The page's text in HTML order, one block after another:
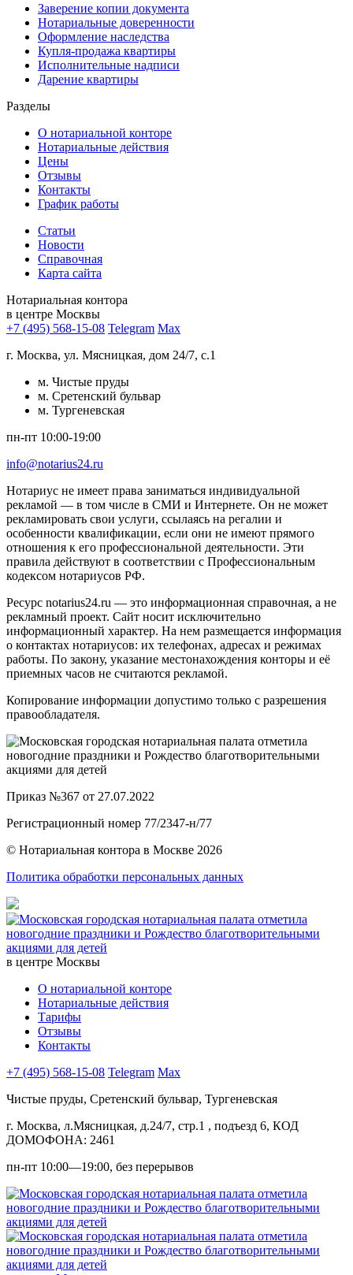
Заверение копии документа
Нотариальные доверенности
Оформление наследства
Купля-продажа квартиры
Исполнительные надписи
Дарение квартиры
Разделы
О нотариальной конторе
Нотариальные действия
Цены
Отзывы
Контакты
График работы
Статьи
Новости
Справочная
Карта сайта
Нотариальная контора
в центре Москвы
+7 (495) 568-15-08 Telegram Max
г. Москва, ул. Мясницкая, дом 24/7, с.1
м. Чистые пруды
м. Сретенский бульвар
м. Тургеневская
пн-пт 10:00-19:00
info@notarius24.ru
Нотариус не имеет права заниматься индивидуальной
рекламой — в том числе в СМИ и Интернете. Он не может
рекламировать свои услуги, ссылаясь на регалии и
особенности квалификации, если они не имеют прямого
отношения к его профессиональной деятельности. Эти
правила действуют в соответствии с Профессиональным
кодексом нотариусов РФ.
Ресурс notarius24.ru — это информационная справочная, а не
рекламный проект. Сайт носит исключительно
информационный характер. На нем размещается информация
о контактах нотариусов: их телефонах, адресах и режимах
работы. По закону, указание местонахождения конторы и её
приемных часов не считаются рекламой.
Копирование информации допустимо только с разрешения
правообладателя.
Приказ №367 от 27.07.2022
Регистрационный номер 77/2347-н/77
© Нотариальная контора в Москве 2026
Политика обработки персональных данных
в центре Москвы
О нотариальной конторе
Нотариальные действия
Тарифы
Отзывы
Контакты
+7 (495) 568-15-08 Telegram Max
Чистые пруды, Сретенский бульвар, Тургеневская
г. Москва, л.Мясницкая, д.24/7, стр.1 , подъезд 6, КОД
ДОМОФОНА: 2461
пн-пт 10:00—19:00, без перерывов